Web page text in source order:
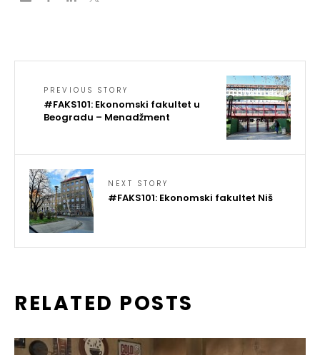
PREVIOUS STORY
#FAKS101: Ekonomski fakultet u
Beogradu – Menadžment
NEXT STORY
#FAKS101: Ekonomski fakultet Niš
RELATED POSTS